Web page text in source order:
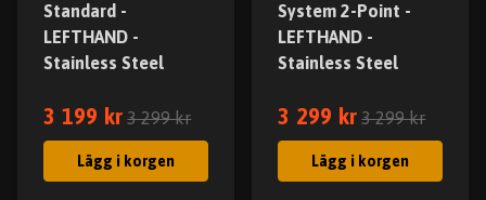
Standard -
LEFTHAND -
Stainless Steel
3 199 kr 3 299 kr
Lägg i korgen
System 2-Point -
LEFTHAND -
Stainless Steel
3 299 kr 3 299 kr
Lägg i korgen